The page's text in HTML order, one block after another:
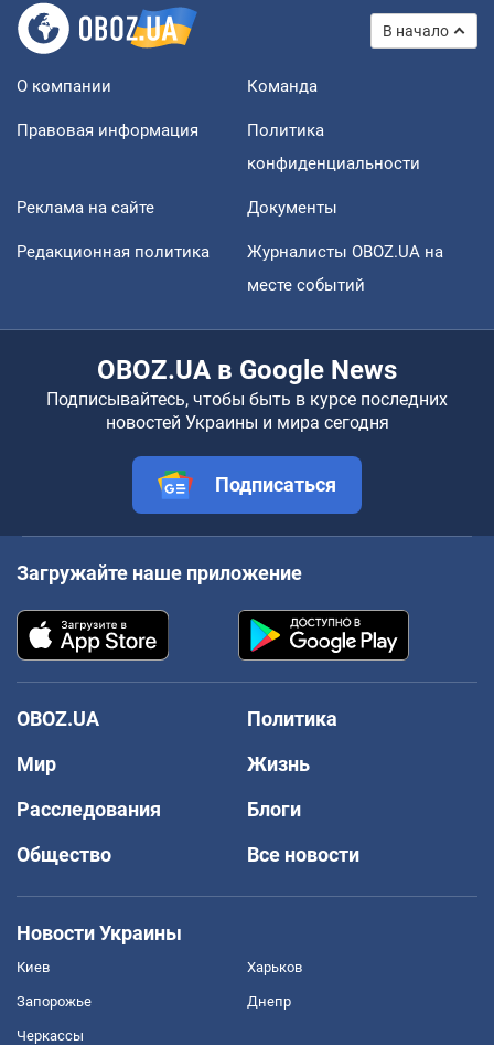
В начало
О компании Команда
Правовая информация
Политика
конфиденциальности
Реклама на сайте Документы
Редакционная политика
Журналисты OBOZ.UA на
месте событий
OBOZ.UA в Google News
Подписывайтесь, чтобы быть в курсе последних
новостей Украины и мира сегодня
Подписаться
Загружайте наше приложение
OBOZ.UA
Политика
Мир
Жизнь
Расследования
Блоги
Общество
Все новости
Новости Украины
Киев Харьков
Запорожье Днепр
Черкассы